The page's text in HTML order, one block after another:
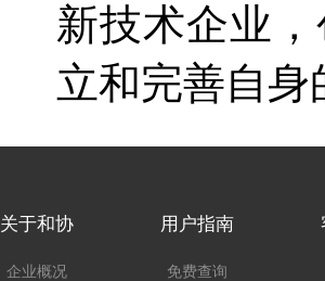
新技术企业
立和完善自
关于和协
企业概况
用户指南
免费查询